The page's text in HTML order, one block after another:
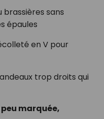
brassières sans
épaules
en V pour
trop droits qui
peu marquée,